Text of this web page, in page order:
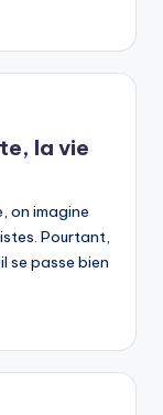
la vie
on imagine
Pourtant,
se passe bien